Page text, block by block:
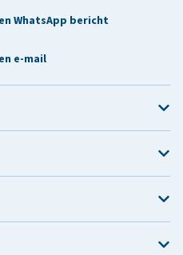
WhatsApp bericht
e-mail